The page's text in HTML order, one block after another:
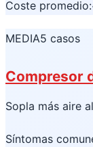
Coste promedio:
MEDIA5 casos
Compresor
Sopla más aire
Síntomas